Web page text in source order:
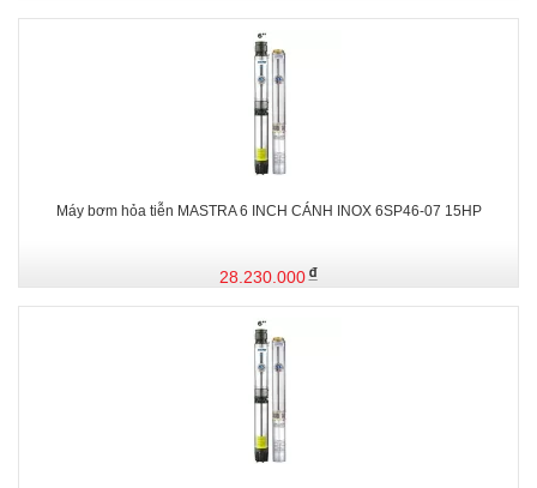
Máy bơm hỏa tiễn MASTRA 6 INCH CÁNH INOX 6SP46-07 15HP
28.230.000